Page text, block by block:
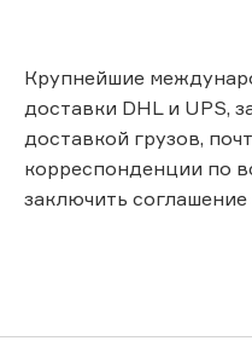
Крупнейшие
доставки DHL и UPS,
доставкой грузов,
корреспонденции по
заключить соглашение